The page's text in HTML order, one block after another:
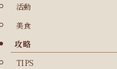
活動
美食
攻略
TIPS